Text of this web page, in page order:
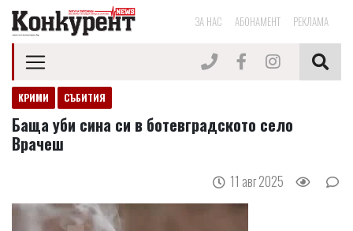
ЗА НАС АБОНАМЕНТ РЕКЛАМА
КРИМИ СЪБИТИЯ
Баща уби сина си в ботевградското село
Врачеш
11 авг 2025